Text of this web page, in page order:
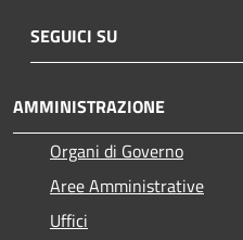
SEGUICI SU
AMMINISTRAZIONE
Organi di Governo
Aree Amministrative
Uffici